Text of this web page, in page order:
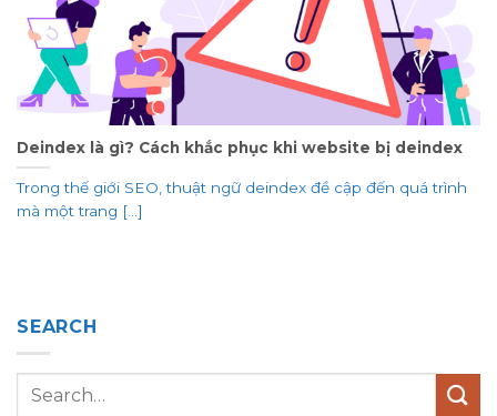
Deindex là gì? Cách khắc phục khi website bị deindex
Trong thế giới SEO, thuật ngữ deindex đề cập đến quá trình
mà một trang [...]
SEARCH